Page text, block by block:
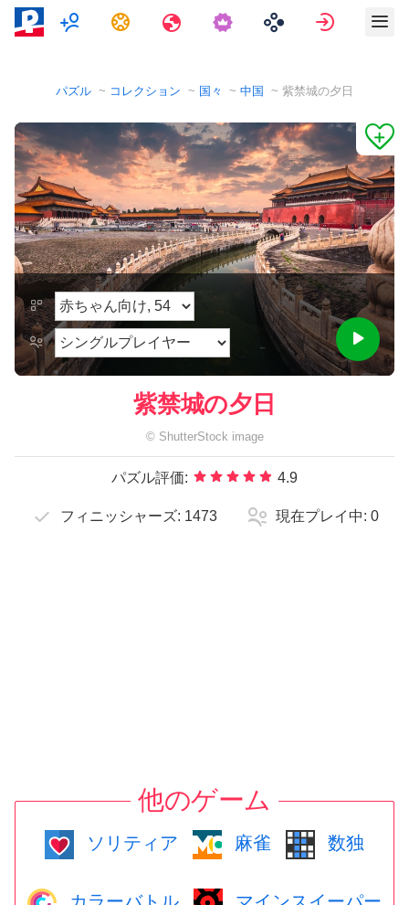
マルチプレイヤー
タスク 旅行 サインイ
パズル コレクション 国々 中国 紫禁城の夕日
紫禁城の夕日
© ShutterStock image
パズル評価: 4.9
フィニッシャーズ: 1473 現在プレイ中: 0
他のゲーム
ソリティア 麻雀 数独